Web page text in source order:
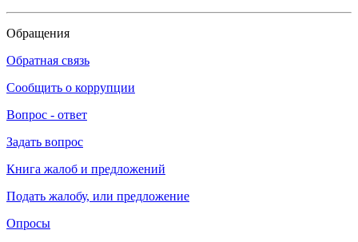
Обращения
Обратная связь
Сообщить о коррупции
Вопрос - ответ
Задать вопрос
Книга жалоб и предложений
Подать жалобу, или предложение
Опросы